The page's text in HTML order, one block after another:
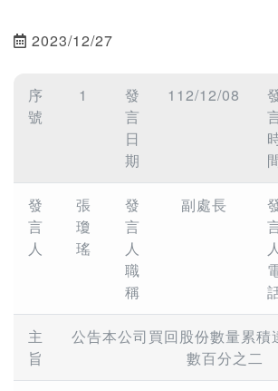
2023/12/27
序
號
1
發
言
日
期
112/12/08
發
言
人
張
瓊
瑤
發
言
人
職
稱
副處長
人
主
旨
公告本公司買回股份數量累積
數百分之二